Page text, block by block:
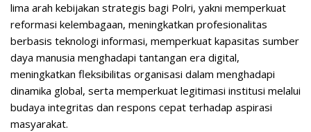
lima arah kebijakan strategis bagi Polri, yakni memperkuat
reformasi kelembagaan, meningkatkan profesionalitas
berbasis teknologi informasi, memperkuat kapasitas sumber
daya manusia menghadapi tantangan era digital,
meningkatkan fleksibilitas organisasi dalam menghadapi
dinamika global, serta memperkuat legitimasi institusi melalui
budaya integritas dan respons cepat terhadap aspirasi
masyarakat.